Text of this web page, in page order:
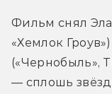
Фильм снял
«Хемлок
(«Чернобыль»,
— сплошь